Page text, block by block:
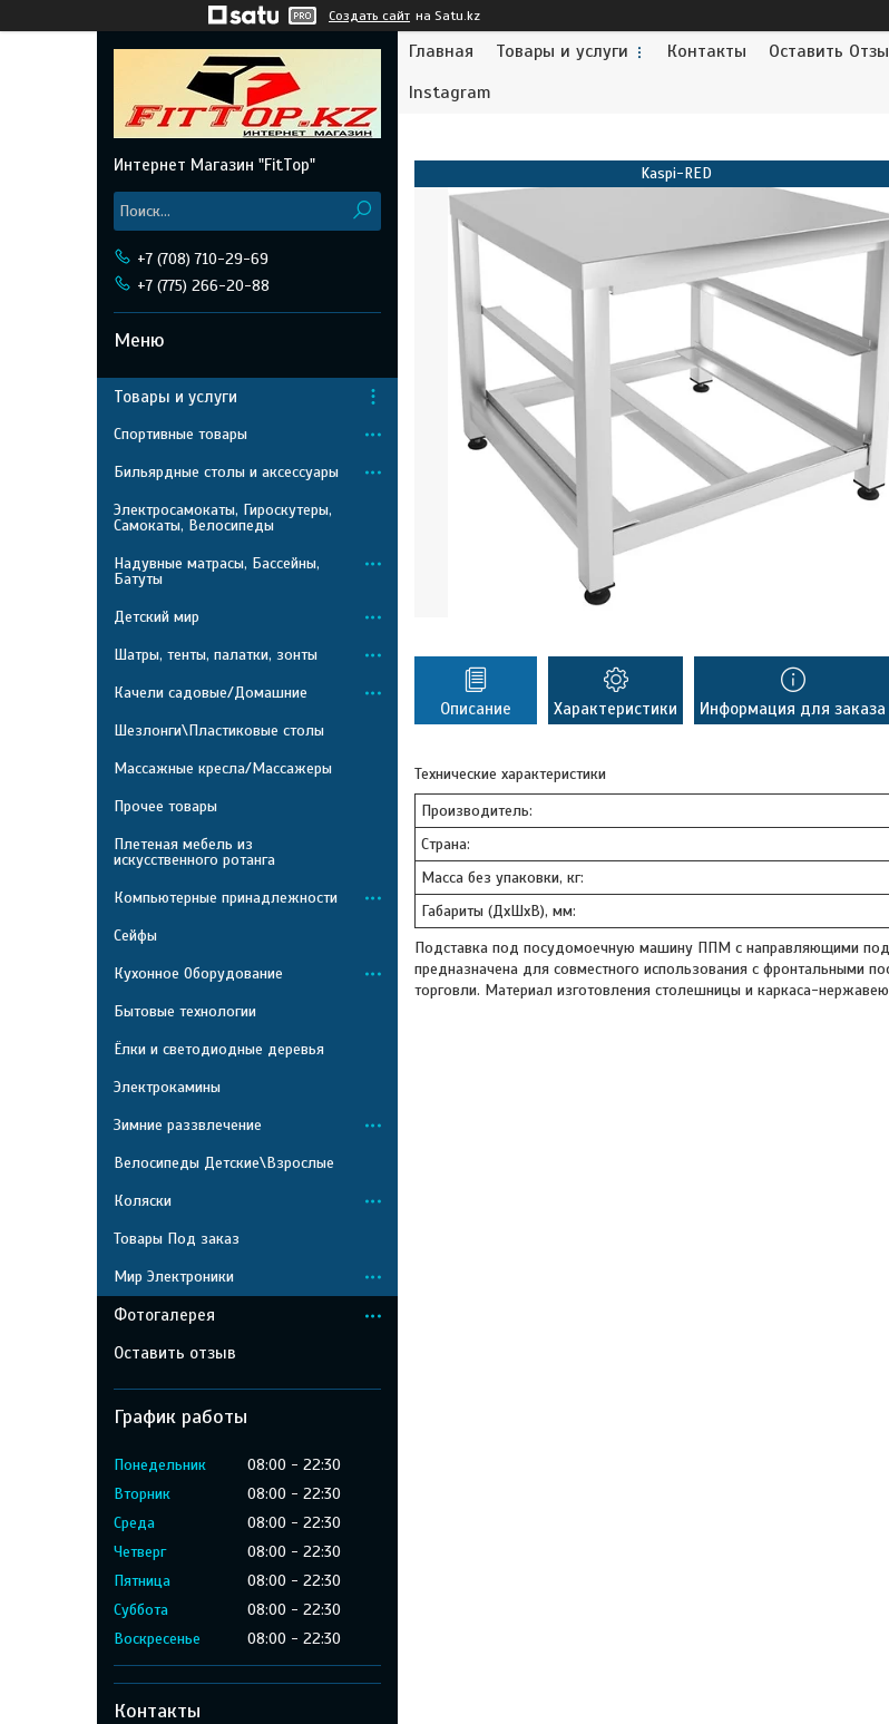
Создать сайт на Satu.kz
Главная Товары и услуги Контакты Оставить
Instagram
Kaspi-RED
Описание Характеристики Информация для заказа
Технические характеристики
Производитель:
Страна:
Масса без упаковки, кг:
Габариты (ДхШхВ), мм:
Подставка под посудомоечную машину ППМ с направляющими
предназначена для совместного использования с фронтальными
торговли. Материал изготовления столешницы и каркаса-
Интернет Магазин "FitTop"
+7 (708) 710-29-69
+7 (775) 266-20-88
Товары и услуги
Спортивные товары
Бильярдные столы и аксессуары
Электросамокаты, Гироскутеры,
Самокаты, Велосипеды
Надувные матрасы, Бассейны,
Батуты
Детский мир
Шатры, тенты, палатки, зонты
Качели садовые/Домашние
Шезлонги\Пластиковые столы
Массажные кресла/Массажеры
Прочее товары
Плетеная мебель из
искусственного ротанга
Компьютерные принадлежности
Сейфы
Кухонное Оборудование
Бытовые технологии
Ёлки и светодиодные деревья
Электрокамины
Зимние раззвлечение
Велосипеды Детские\Взрослые
Коляски
Товары Под заказ
Мир Электроники
Фотогалерея
Оставить отзыв
График работы
Понедельник 08:00
22:30
Вторник
08:00
22:30
Среда
08:00
22:30
Четверг
08:00
22:30
Пятница
08:00
22:30
Суббота
08:00
22:30
Воскресенье
08:00 22:30
Контакты